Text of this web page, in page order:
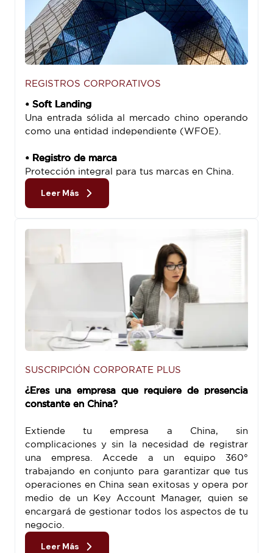
REGISTROS CORPORATIVOS
• Soft Landing
Una entrada sólida al mercado chino operando
como una entidad independiente (WFOE).
• Registro de marca
Protección integral para tus marcas en China.
Leer Más
SUSCRIPCIÓN CORPORATE PLUS
¿Eres una empresa que requiere de presencia
constante en China?
Extiende tu empresa a China, sin
complicaciones y sin la necesidad de registrar
una empresa. Accede a un equipo 360°
trabajando en conjunto para garantizar que tus
operaciones en China sean exitosas y opera por
medio de un Key Account Manager, quien se
encargará de gestionar todos los aspectos de tu
negocio.
Leer Más